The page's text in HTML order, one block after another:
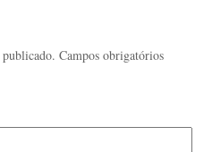
publicado. Campos obrigatórios